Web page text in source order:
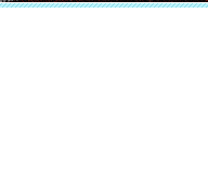
泣，这痛